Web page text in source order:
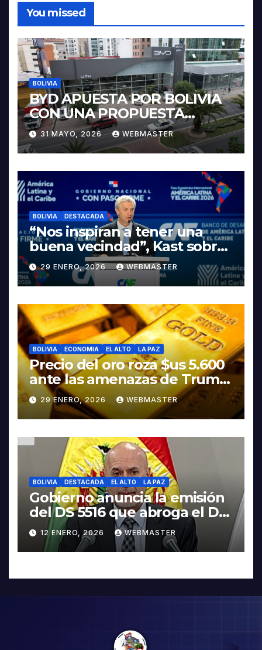
You missed
BOLIVIA
BYD APUESTA POR BOLIVIA
CON UNA PROPUESTA
INTEGRAL PARA IMPULSAR
LA ELECTROMOVILIDAD Y LA
INDUSTRIALIZACIÓN DEL
LITIO
31 MAYO, 2026 WEBMASTER
BOLIVIA DESTACADA
“Nos inspiran a tener una
buena vecindad”, Kast sobre
discurso del presidente
Rodrigo Paz
29 ENERO, 2026 WEBMASTER
BOLIVIA ECONOMIA EL ALTO LA PAZ
Precio del oro roza $us 5.600
ante las amenazas de Trump
contra Irán
29 ENERO, 2026 WEBMASTER
BOLIVIA DESTACADA EL ALTO LA PAZ
Gobierno anuncia la emisión
del DS 5516 que abroga el DS
5503
12 ENERO, 2026 WEBMASTER